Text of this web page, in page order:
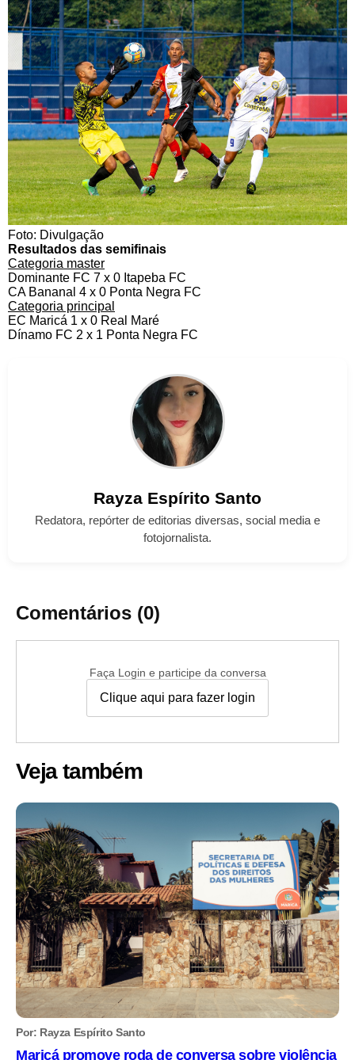
Foto: Divulgação
Resultados das semifinais
Categoria master
Dominante FC 7 x 0 Itapeba FC
CA Bananal 4 x 0 Ponta Negra FC
Categoria principal
EC Maricá 1 x 0 Real Maré
Dínamo FC 2 x 1 Ponta Negra FC
Rayza Espírito Santo
Redatora, repórter de editorias diversas, social media e
fotojornalista.
Comentários (0)
Faça Login e participe da conversa
Clique aqui para fazer login
Veja também
Por: Rayza Espírito Santo
Maricá promove roda de conversa sobre violência